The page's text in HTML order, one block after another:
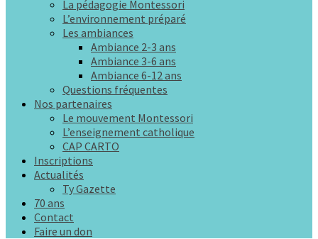
La pédagogie Montessori
L’environnement préparé
Les ambiances
Ambiance 2-3 ans
Ambiance 3-6 ans
Ambiance 6-12 ans
Questions fréquentes
Nos partenaires
Le mouvement Montessori
L’enseignement catholique
CAP CARTO
Inscriptions
Actualités
Ty Gazette
70 ans
Contact
Faire un don